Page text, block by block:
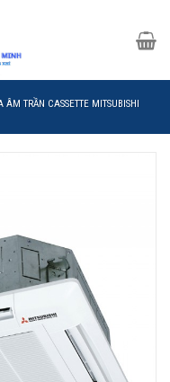
ÂM TRẦN CASSETTE MITSUBISHI